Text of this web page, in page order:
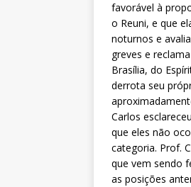
favorável à
o Reuni, e que
noturnos e
greves e
Brasília, do
derrota seu
Carlos
que eles não
categoria. Prof.
que vem sendo
as posições